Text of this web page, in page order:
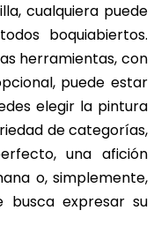
cualquiera puede
boquiabiertos.
herramientas, con
puede estar
elegir la pintura
de categorías,
una afición
o, simplemente,
busca expresar su